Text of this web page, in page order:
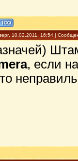
10.02.2011, 16:54 |
, если